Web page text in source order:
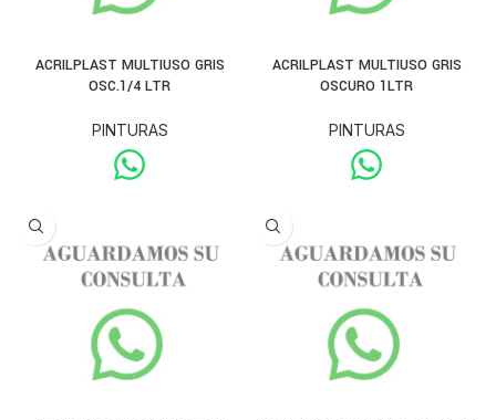
ACRILPLAST MULTIUSO GRIS
OSC.1/4 LTR
PINTURAS
ACRILPLAST MULTIUSO GRIS
OSCURO 1LTR
PINTURAS